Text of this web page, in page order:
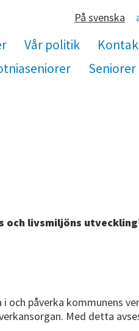
På svenska
Vår politik
Seniorer
och livsmiljöns
påverka kommunens
Med detta